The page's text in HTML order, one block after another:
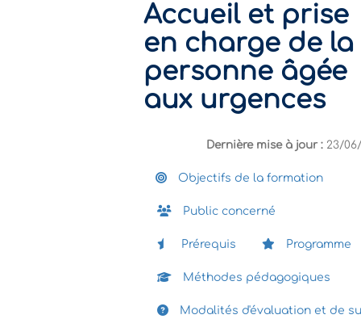
Accueil et prise
en charge de la
personne âgée
aux urgences
Dernière mise à jour : 23/
Objectifs de la formation
Public concerné
Prérequis Programme
Méthodes pédagogiques
Modalités d'évaluation et de